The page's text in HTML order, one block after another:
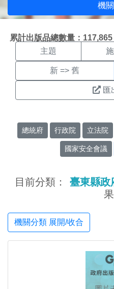
機
累計出版品總數量：117,865
機關搜尋結
主題
新 => 舊
匯
總統府 行政院 立法院
國家安全會議
目前分類： 臺東縣政
果
機關分類 展開/收合